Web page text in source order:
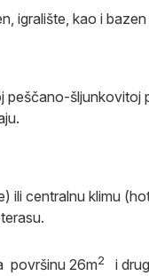
igralište, kao i
šljunkovitoj
ili centralnu klimu
površinu 26m2
i